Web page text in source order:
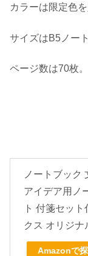
カラーは限定色
サイズはB5ノー
ページ数は70枚。
ノートブッ
アイデア用ノ
ト 付箋セッ
クス オリジナ
Amazonで